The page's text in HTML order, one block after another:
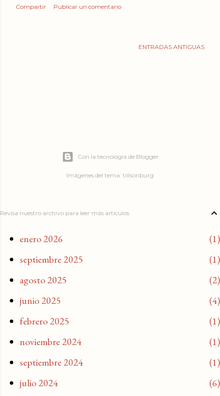
Compartir Publicar un comentario
ENTRADAS ANTIGUAS
Con la tecnología de Blogger
Imágenes del tema: tillsonburg
Revisa nuestro archivo para leer más artículos
enero 2026
1
septiembre 2025
1
agosto 2025
2
junio 2025
4
febrero 2025
1
noviembre 2024
1
septiembre 2024
1
julio 2024
6